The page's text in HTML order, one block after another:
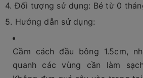
4. Đối tượng sử dụng: Bé từ 0
5. Hướng dẫn sử dụng:
Cầm cách đầu bông 1.5cm,
quanh các vùng cần làm